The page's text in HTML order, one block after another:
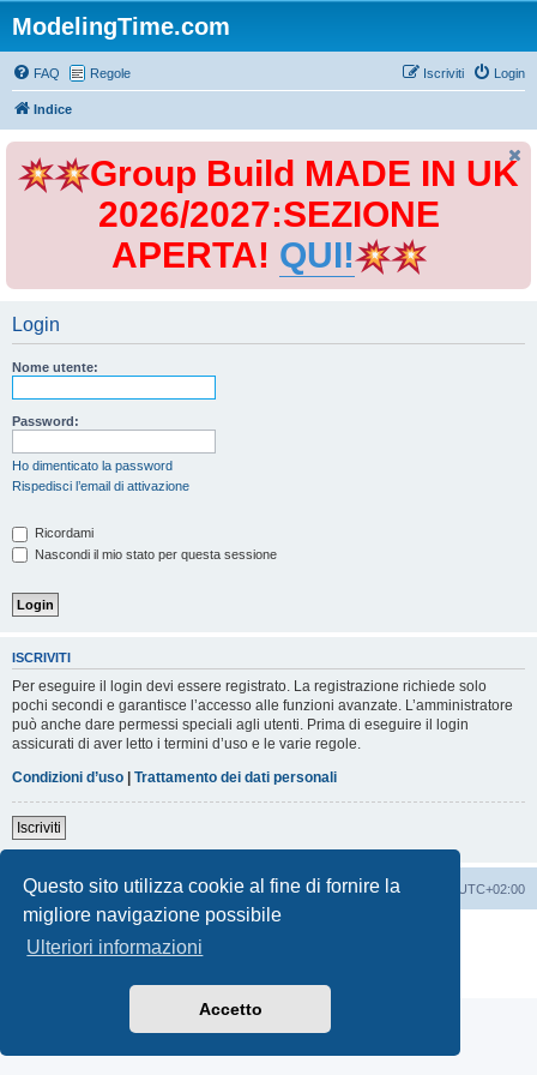
Questo sito utilizza cookie al fine di fornire la
migliore navigazione possibile
Ulteriori informazioni
Accetto
ModelingTime.com
FAQ Regole Login
Iscriviti
Indice
Group Build MADE IN UK
2026/2027:SEZIONE
APERTA! QUI!
Login
Nome utente:
Password:
Ho dimenticato la password
Rispedisci l’email di attivazione
Ricordami
Nascondi il mio stato per questa sessione
ISCRIVITI
Per eseguire il login devi essere registrato. La registrazione richiede solo
pochi secondi e garantisce l’accesso alle funzioni avanzate. L’amministratore
può anche dare permessi speciali agli utenti. Prima di eseguire il login
assicurati di aver letto i termini d’uso e le varie regole.
Condizioni d’uso | Trattamento dei dati personali
Iscriviti
Indice Tutti gli orari sono UTC+02:00
Cancella cookie
Contattaci
Traduzione Italiana